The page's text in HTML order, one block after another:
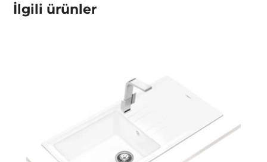
İlgili ürünler